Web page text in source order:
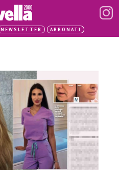
NEWSLETTER ABBONATI